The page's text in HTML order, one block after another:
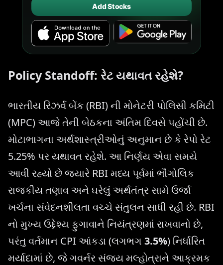
Add Stocks
Policy Standoff: રેટ યથાવત રહેશે?
ભારતીય રિઝર્વ બેંક (RBI) ની મોનેટરી પોલિસી કમિટી
(MPC) આજે તેની બેઠકના અંતિમ દિવસે પહોંચી છે.
મોટાભાગના અર્થશાસ્ત્રીઓનું અનુમાન છે કે રેપો રેટ
5.25% પર યથાવત રહેશે. આ નિર્ણય એવા સમયે
આવી રહ્યો છે જ્યારે RBI મધ્ય પૂર્વમાં ભૌગોલિક
રાજકીય તણાવ અને ઘરેલું અર્થતંત્ર સામે ઉર્જા
ખર્ચના સંવેદનશીલતા વચ્ચે સંતુલન સાધી રહી છે. RBI
નો મુખ્ય ઉદ્દેશ્ય ફુગાવાને નિયંત્રણમાં રાખવાનો છે,
પરંતુ વર્તમાન CPI આંકડા (લગભગ 3.5%) નિર્ધારિત
મર્યાદામાં છે, જે ગવર્નર સંજય મલ્હોત્રાને આક્રમક